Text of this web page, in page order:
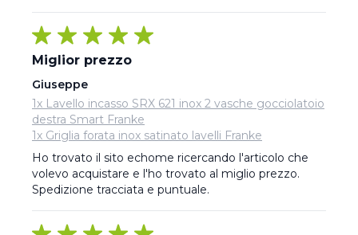
Miglior prezzo
Giuseppe
1x Lavello incasso SRX 621 inox 2 vasche gocciolatoio
destra Smart Franke
1x Griglia forata inox satinato lavelli Franke
Ho trovato il sito echome ricercando l'articolo che
volevo acquistare e l'ho trovato al miglio prezzo.
Spedizione tracciata e puntuale.